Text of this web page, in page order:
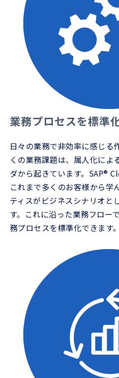
業務プロセスを標準
日々の業務で非効率に感じる
くの業務課題は、属人化によ
ダから起きています。SAP®
これまで多くのお客様から学
ティスがビジネスシナリオと
す。これに沿った業務フロー
務プロセスを標準化できます。